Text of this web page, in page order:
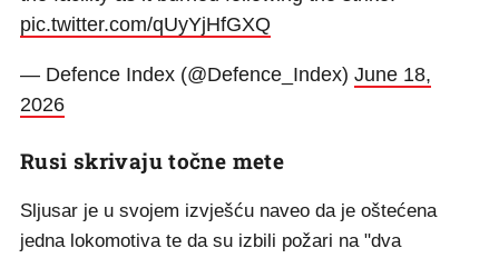
pic.twitter.com/qUyYjHfGXQ
— Defence Index (@Defence_Index) June 18,
2026
Rusi skrivaju točne mete
Sljusar je u svojem izvješću naveo da je oštećena
jedna lokomotiva te da su izbili požari na "dva